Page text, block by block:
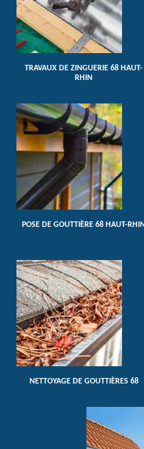
TRAVAUX DE ZINGUERIE 68 HAUT-
RHIN
POSE DE GOUTTIÈRE 68 HAUT-RHIN
NETTOYAGE DE GOUTTIÈRES 68